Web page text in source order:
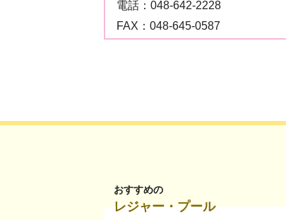
電話： 048-642-2228
FAX： 048-645-0587
おすすめの
レジャー・プール